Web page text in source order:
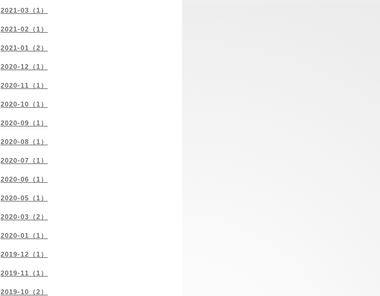
2021-03（1）
2021-02（1）
2021-01（2）
2020-12（1）
2020-11（1）
2020-10（1）
2020-09（1）
2020-08（1）
2020-07（1）
2020-06（1）
2020-05（1）
2020-03（2）
2020-01（1）
2019-12（1）
2019-11（1）
2019-10（2）